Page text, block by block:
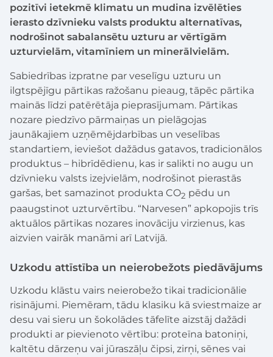
pozitīvi ietekmē klimatu un mudina izvēlēties
ierasto dzīvnieku valsts produktu alternatīvas,
nodrošinot sabalansētu uzturu ar vērtīgām
uzturvielām, vitamīniem un minerālvielām.
Sabiedrības izpratne par veselīgu uzturu un
ilgtspējīgu pārtikas ražošanu pieaug, tāpēc pārtika
mainās līdzi patērētāja pieprasījumam. Pārtikas
nozare piedzīvo pārmaiņas un pielāgojas
jaunākajiem uzņēmējdarbības un veselības
standartiem, ieviešot dažādus gatavos, tradicionālos
produktus – hibrīdēdienu, kas ir salikti no augu un
dzīvnieku valsts izejvielām, nodrošinot pierastās
garšas, bet samazinot produkta CO2 pēdu un
paaugstinot uzturvērtību. “Narvesen” apkopojis trīs
aktuālos pārtikas nozares inovāciju virzienus, kas
aizvien vairāk manāmi arī Latvijā.
Uzkodu attīstība un neierobežots piedāvājums
Uzkodu klāstu vairs neierobežo tikai tradicionālie
risinājumi. Piemēram, tādu klasiku kā sviestmaize ar
desu vai sieru un šokolādes tāfelīte aizstāj dažādi
produkti ar pievienoto vērtību: proteīna batoniņi,
kaltētu dārzeņu vai jūraszāļu čipsi, zirņi, sēnes vai